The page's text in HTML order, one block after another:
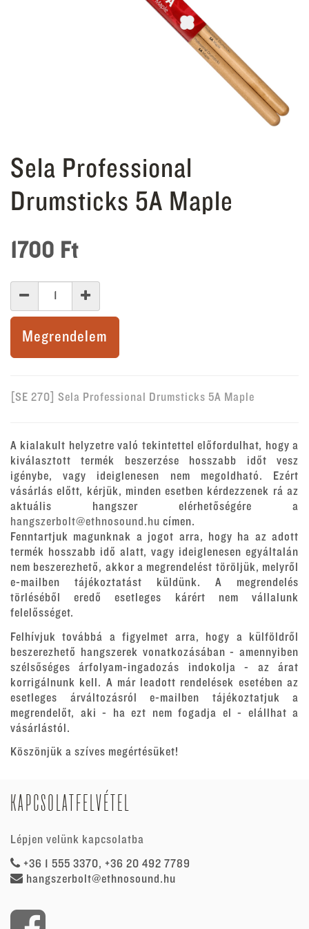
Sela Professional
Drumsticks 5A Maple
1700 Ft
Megrendelem
[SE 270] Sela Professional Drumsticks 5A Maple
A kialakult helyzetre való tekintettel előfordulhat, hogy a
kiválasztott termék beszerzése hosszabb időt vesz
igénybe, vagy ideiglenesen nem megoldható. Ezért
vásárlás előtt, kérjük, minden esetben kérdezzenek rá az
aktuális hangszer elérhetőségére a
hangszerbolt@ethnosound.hu címen.
Fenntartjuk magunknak a jogot arra, hogy ha az adott
termék hosszabb idő alatt, vagy ideiglenesen egyáltalán
nem beszerezhető, akkor a megrendelést töröljük, melyről
e-mailben tájékoztatást küldünk. A megrendelés
törléséből eredő esetleges kárért nem vállalunk
felelősséget.
Felhívjuk továbbá a figyelmet arra, hogy a külföldről
beszerezhető hangszerek vonatkozásában - amennyiben
szélsőséges árfolyam-ingadozás indokolja - az árat
korrigálnunk kell. A már leadott rendelések esetében az
esetleges árváltozásról e-mailben tájékoztatjuk a
megrendelőt, aki - ha ezt nem fogadja el - elállhat a
vásárlástól.
Köszönjük a szíves megértésüket!
KAPCSOLATFELVÉTEL
Lépjen velünk kapcsolatba
+36 1 555 3370, +36 20 492 7789
hangszerbolt@ethnosound.hu